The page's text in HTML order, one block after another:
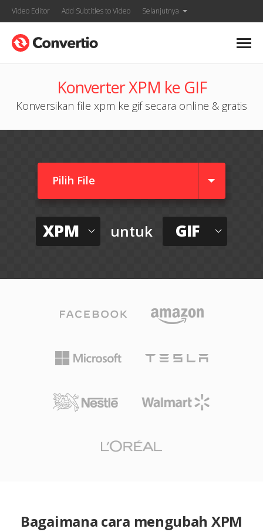
Video Editor Add Subtitles to Video Selanjutnya
Konverter XPM ke GIF
Konversikan file xpm ke gif secara online & gratis
Pilih File
XPM untuk GIF
Bagaimana cara mengubah XPM